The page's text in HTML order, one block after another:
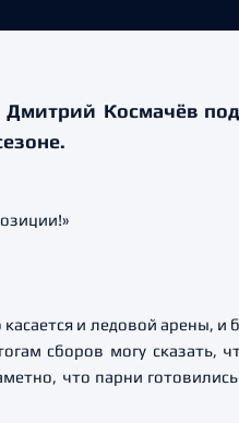
Космачёв
касается и ледовой
сборов могу сказать,
что парни